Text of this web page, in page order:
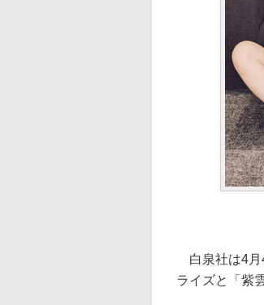
白泉社は4月
ライズと「紫